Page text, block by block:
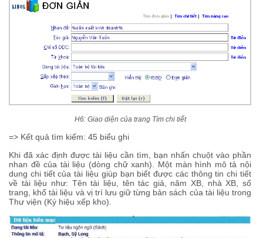
H6: Giao diện của trang Tìm chi tiết
=> Kết quả tìm kiếm: 45 biểu ghi
Khi đã xác định được tài liệu cần tìm, bạn nhấn chuột vào phần
nhan đề của tài liệu (dòng chữ xanh). Một màn hình mô tả nội
dung chi tiết của tài liệu giúp bạn biết được các thông tin chi tiết
về tài liệu như: Tên tài liệu, tên tác giả, năm XB, nhà XB, số
trang, khổ tài liệu và vị trí lưu giữ từng bản sách của tài liệu trong
Thư viện (Ký hiệu xếp kho).